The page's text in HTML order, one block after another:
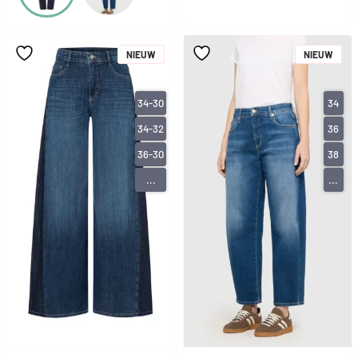
NIEUW
34-30
34-32
36-30
...
NIEUW
34
36
38
...